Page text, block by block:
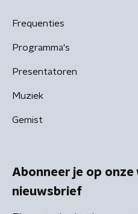
Frequenties
Programma's
Presentatoren
Muziek
Gemist
Abonneer je op onze
nieuwsbrief